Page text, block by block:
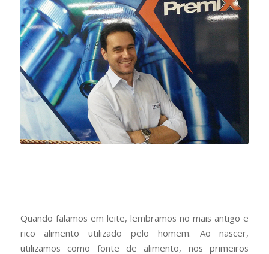
Quando falamos em leite, lembramos no mais antigo e
rico alimento utilizado pelo homem. Ao nascer,
utilizamos como fonte de alimento, nos primeiros